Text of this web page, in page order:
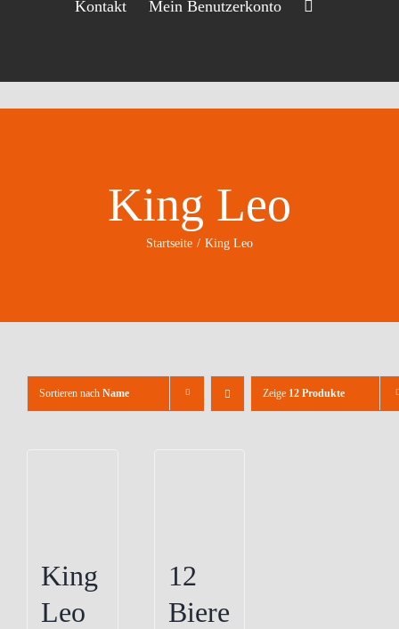
Kontakt Mein Benutzerkonto
King Leo
Startseite King Leo
Sortieren nach Name Zeige 12 Produkte
King
Leo
12
Biere